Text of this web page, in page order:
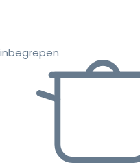
inbegrepen